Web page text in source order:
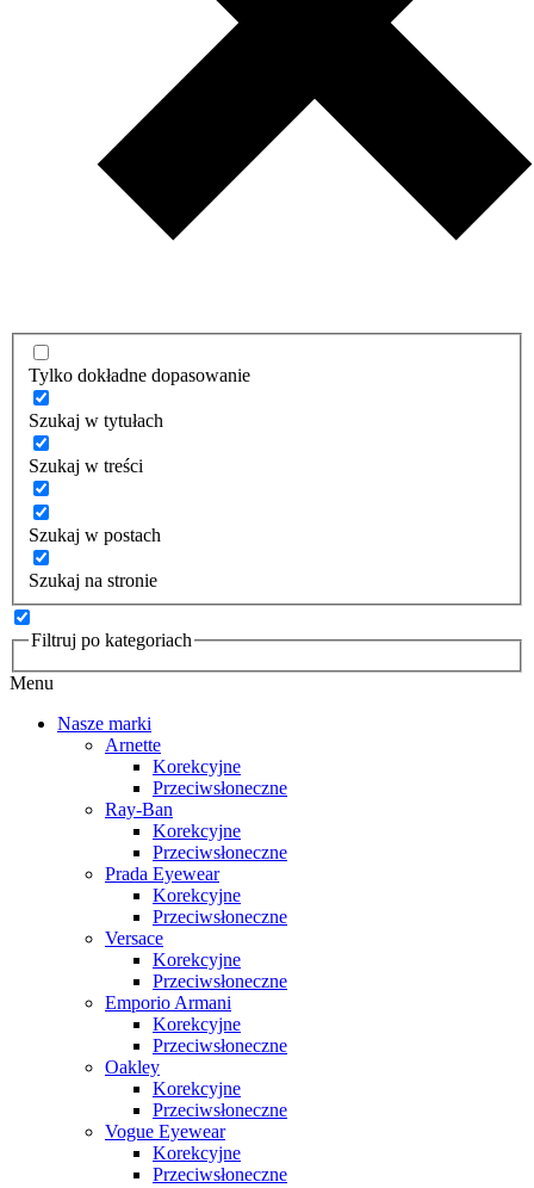
Tylko dokładne dopasowanie
Szukaj w tytułach
Szukaj w treści
Szukaj w postach
Szukaj na stronie
Filtruj po kategoriach
Menu
Nasze marki
Arnette
Korekcyjne
Przeciwsłoneczne
Ray-Ban
Korekcyjne
Przeciwsłoneczne
Prada Eyewear
Korekcyjne
Przeciwsłoneczne
Versace
Korekcyjne
Przeciwsłoneczne
Emporio Armani
Korekcyjne
Przeciwsłoneczne
Oakley
Korekcyjne
Przeciwsłoneczne
Vogue Eyewear
Korekcyjne
Przeciwsłoneczne